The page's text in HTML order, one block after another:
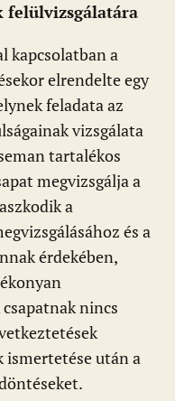
felülvizsgálatára
kapcsolatban a
elrendelte egy
feladata az
vizsgálata
tartalékos
megvizsgálja a
a
és a
érdekében,
nincs
ismertetése után a